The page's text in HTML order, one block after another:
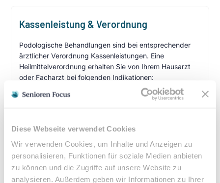
Diese Webseite verwendet Cookies
Wir verwenden Cookies, um Inhalte und Anzeigen zu
personalisieren, Funktionen für soziale Medien anbieten
zu können und die Zugriffe auf unsere Website zu
analysieren. Außerdem geben wir Informationen zu Ihrer
Kassenleistung & Verordnung
Podologische Behandlungen sind bei entsprechender
ärztlicher Verordnung Kassenleistungen. Eine
Heilmittelverordnung erhalten Sie von Ihrem Hausarzt
oder Facharzt bei folgenden Indikationen:
Verordnungsfähige Diagnosen:
Diabetes mellitus mit Fußkomplikationen
Querschnittslähmung
Zuzahlung & Kosten: